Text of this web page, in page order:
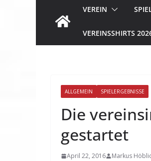
VEREIN
VEREINSSHIRTS
ALLGEMEIN SPIELERGEBNISSE
Die
gestartet
April 22, 2016 Markus